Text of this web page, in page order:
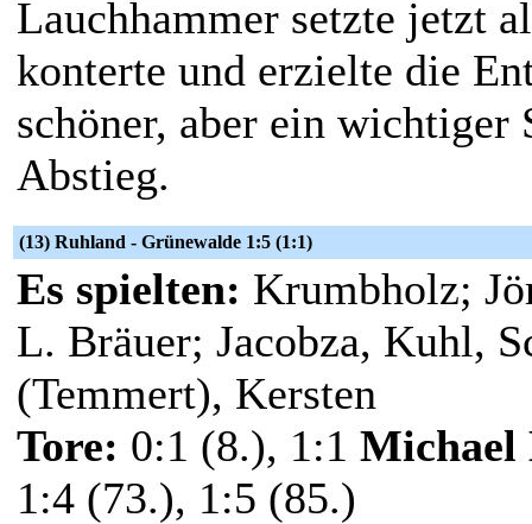
Lauchhammer setzte jetzt
konterte und erzielte die
schöner, aber ein
Abstieg.
(13) Ruhland - Grünewalde 1:5 (1:1)
Es spielten: Krumbholz;
L. Bräuer; Jacobza, Kuhl,
(Temmert), Kersten
Tore: 0:1 (8.), 1:1 Michael
1:4 (73.), 1:5 (85.)